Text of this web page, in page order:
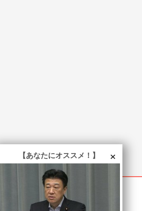
You Mail
×
【あなたにオススメ！】